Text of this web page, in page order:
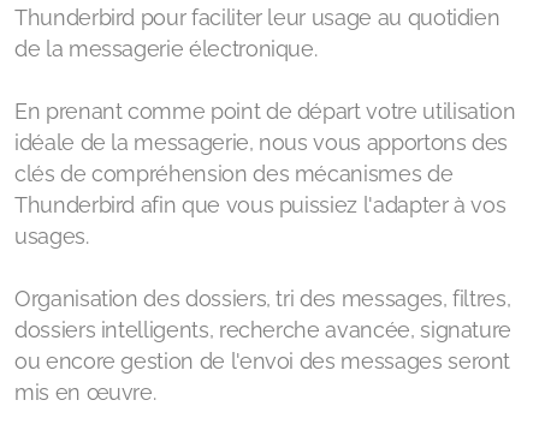
Thunderbird pour faciliter leur usage au quotidien
de la messagerie électronique.
En prenant comme point de départ votre utilisation
idéale de la messagerie, nous vous apportons des
clés de compréhension des mécanismes de
Thunderbird afin que vous puissiez l'adapter à vos
usages.
Organisation des dossiers, tri des messages, filtres,
dossiers intelligents, recherche avancée, signature
ou encore gestion de l'envoi des messages seront
mis en œuvre.
Formation - Nextcloud : livret d'accueil
Atelier - Ressources : réalisation collective de
tutoriels
Formation - Bureautique : Thunderbird, utilisation
Formation - Bureautique : Ubuntu, utilisation au
quotidien